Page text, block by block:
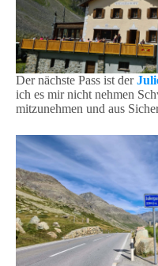
Der nächste Pass ist der
ich es mir nicht nehmen
mitzunehmen und aus